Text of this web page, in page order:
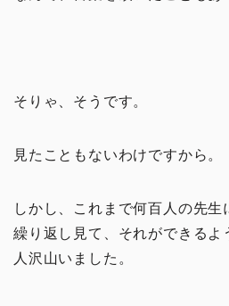
そりゃ、そうです。
見たこともないわけですから。
しかし、これまで何百人の先生
繰り返し見て、それができるよ
人沢山いました。